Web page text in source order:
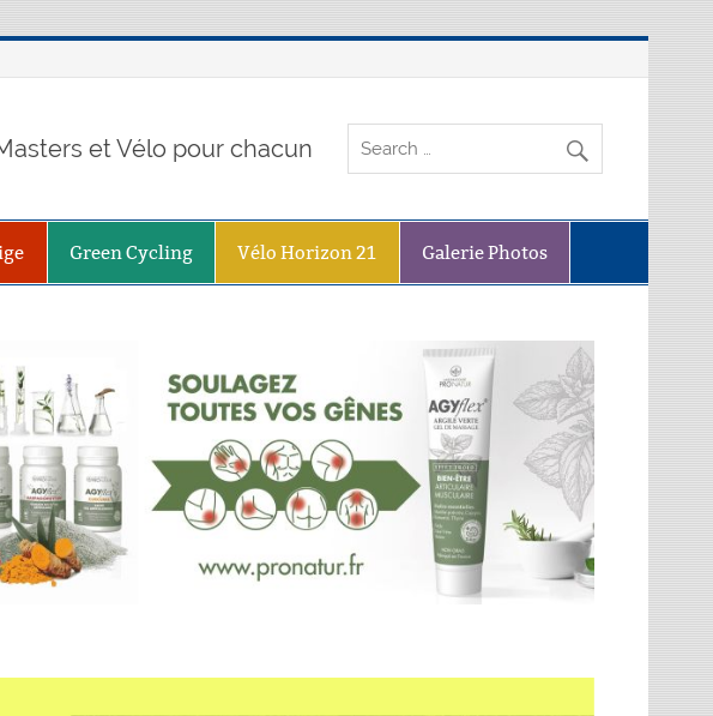
et Vélo pour chacun
Green Cycling Vélo Horizon 21 Galerie Photos